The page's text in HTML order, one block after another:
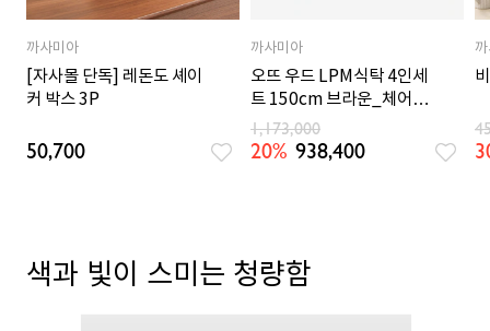
까사미아
[자사몰 단독] 레돈도 셰이
커 박스 3P
50,700
까사미아
오뜨 우드 LPM식탁 4인세
트 150cm 브라운_체어
2EA, 벤치 1EA
1,173,000
20% 938,400
색과 빛이 스미는 청량함